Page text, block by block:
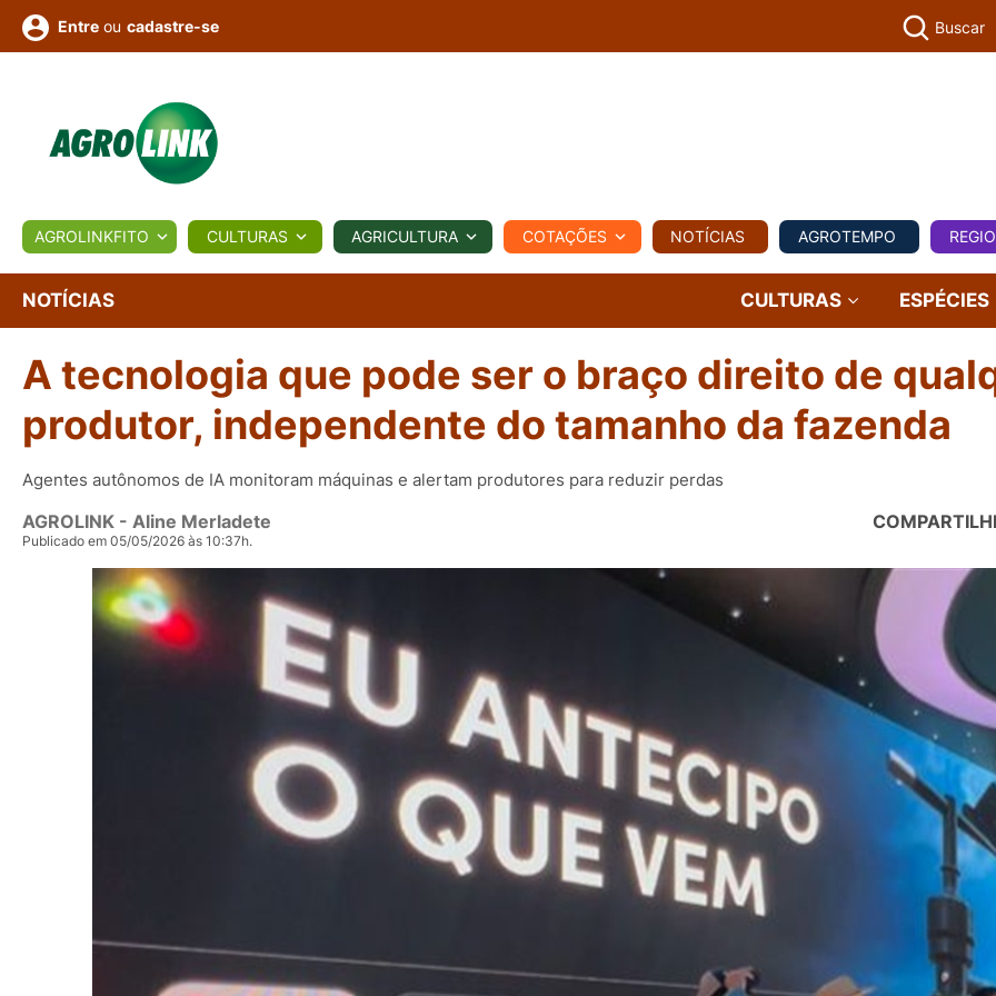
BIOLÓGICOS COTAÇÕES NOTÍCIAS AGROTEMPO REGIONAL COMERCIAL AGROVIAGENS
Conversor Colunistas Eventos
e
Vídeos
Entre ou cadastre-se Buscar
AGROLINKFITO CULTURAS AGRICULTURA COTAÇÕES NOTÍCIAS AGROTEMPO
NOTÍCIAS CULTURAS ESPÉCIES
A tecnologia que pode ser o braço direito de
produtor, independente do tamanho da fazenda
Agentes autônomos de IA monitoram máquinas e alertam produtores para reduzir perdas
AGROLINK - Aline Merladete
Publicado em 05/05/2026 às 10:37h.